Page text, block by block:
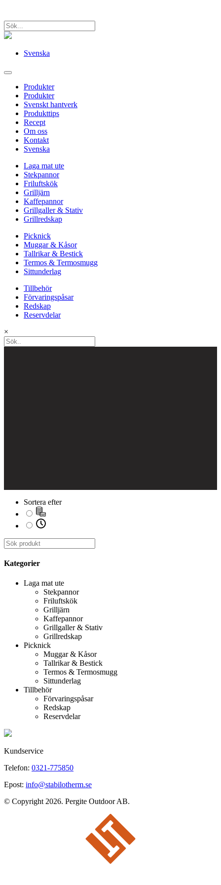
Svenska
Produkter
Produkter
Svenskt hantverk
Produkttips
Recept
Om oss
Kontakt
Svenska
Laga mat ute
Stekpannor
Friluftskök
Grilljärn
Kaffepannor
Grillgaller & Stativ
Grillredskap
Picknick
Muggar & Kåsor
Tallrikar & Bestick
Termos & Termosmugg
Sittunderlag
Tillbehör
Förvaringspåsar
Redskap
Reservdelar
×
Sortera efter
Kategorier
Laga mat ute
Stekpannor
Friluftskök
Grilljärn
Kaffepannor
Grillgaller & Stativ
Grillredskap
Picknick
Muggar & Kåsor
Tallrikar & Bestick
Termos & Termosmugg
Sittunderlag
Tillbehör
Förvaringspåsar
Redskap
Reservdelar
Kundservice
Telefon: 0321-775850
Epost: info@stabilotherm.se
© Copyright 2026. Pergite Outdoor AB.